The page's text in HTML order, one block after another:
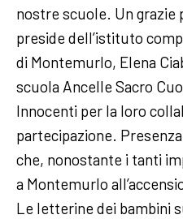
nostre scuole. Un grazie
preside dell’istituto
di Montemurlo, Elena
scuola Ancelle Sacro
Innocenti per la loro
partecipazione.
che, nonostante i tanti
a Montemurlo
Le letterine dei bambini